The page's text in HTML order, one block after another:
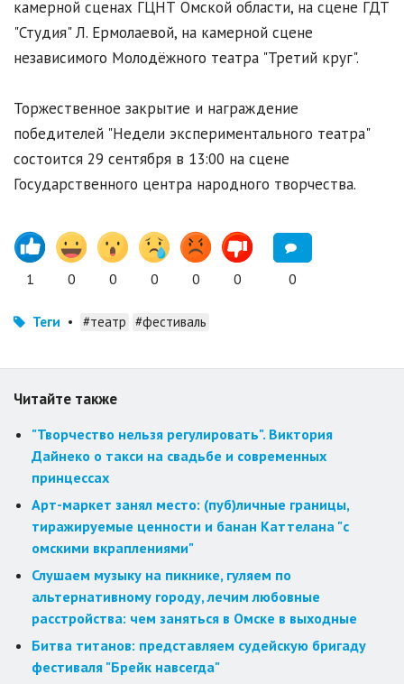
камерной сценах ГЦНТ Омской области, на сцене ГДТ
"Студия" Л. Ермолаевой, на камерной сцене
независимого Молодёжного театра "Третий круг".
Торжественное закрытие и награждение
победителей "Недели экспериментального театра"
состоится 29 сентября в 13:00 на сцене
Государственного центра народного творчества.
1 0 0 0 0 0 0
Теги • #театр #фестиваль
Читайте также
"Творчество нельзя регулировать". Виктория
Дайнеко о такси на свадьбе и современных
принцессах
Арт-маркет занял место: (пуб)личные границы,
тиражируемые ценности и банан Каттелана "с
омскими вкраплениями"
Слушаем музыку на пикнике, гуляем по
альтернативному городу, лечим любовные
расстройства: чем заняться в Омске в выходные
Битва титанов: представляем судейскую бригаду
фестиваля "Брейк навсегда"